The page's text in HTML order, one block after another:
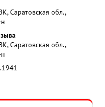
Саратовская обл.,
Саратовская обл.,